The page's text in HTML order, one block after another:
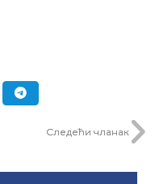
Следећи чланак